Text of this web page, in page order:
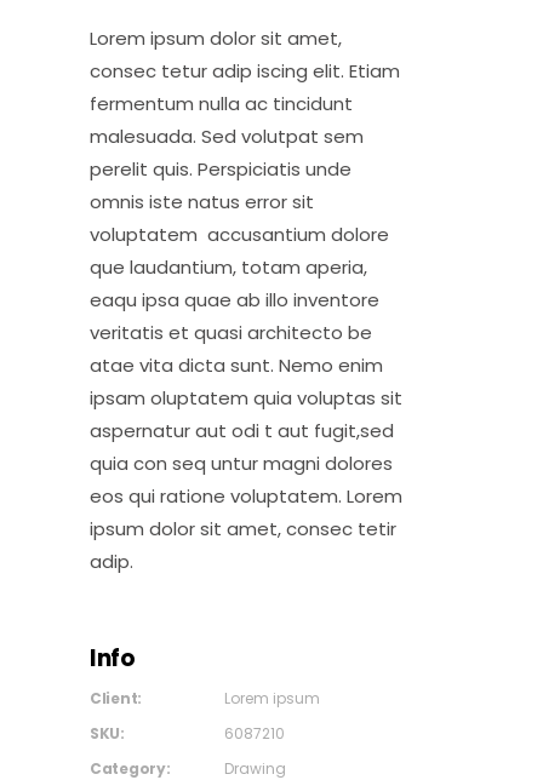
Lorem ipsum dolor sit amet,
consec tetur adip iscing elit. Etiam
fermentum nulla ac tincidunt
malesuada. Sed volutpat sem
perelit quis. Perspiciatis unde
omnis iste natus error sit
voluptatem accusantium dolore
que laudantium, totam aperia,
eaqu ipsa quae ab illo inventore
veritatis et quasi architecto be
atae vita dicta sunt. Nemo enim
ipsam oluptatem quia voluptas sit
aspernatur aut odi t aut fugit,sed
quia con seq untur magni dolores
eos qui ratione voluptatem. Lorem
ipsum dolor sit amet, consec tetir
adip.
Info
Client:
Lorem ipsum
SKU:
6087210
Category:
Drawing